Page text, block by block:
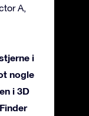
A,
i
nogle
i 3D